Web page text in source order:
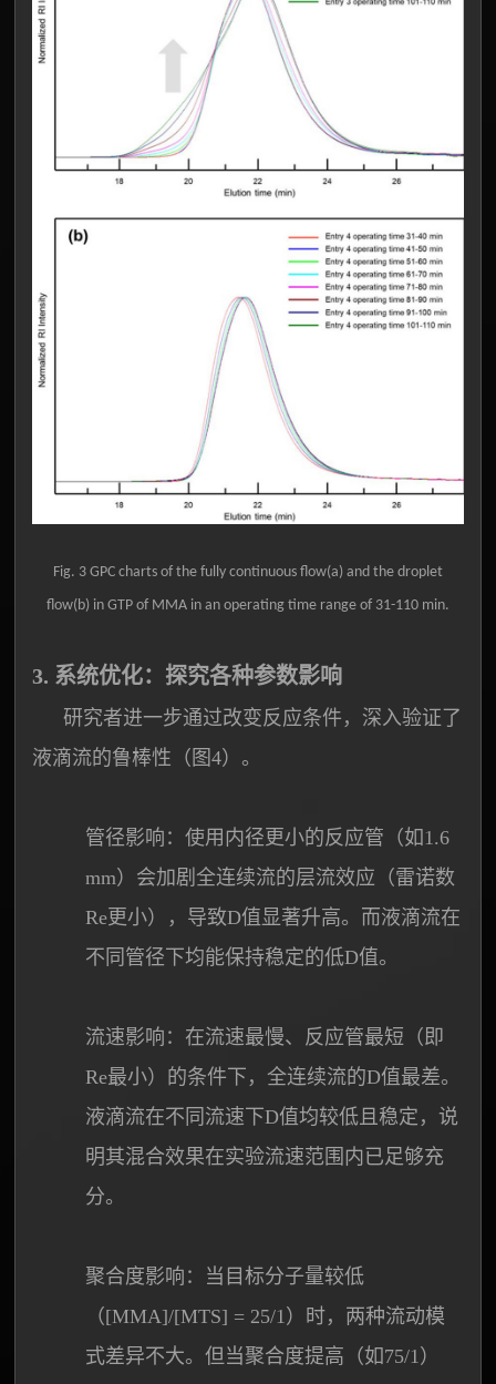
Fig. 3 GPC charts of the fully continuous flow(a) and the droplet
flow(b) in GTP of MMA in an operating time range of 31-110 min.
3. 系统优化：探究各种参数影响
研究者进一步通过改变反应条件，深入验证了
液滴流的鲁棒性（图4）。
管径影响：使用内径更小的反应管（如1.6
mm）会加剧全连续流的层流效应（雷诺数
Re更小），导致D值显著升高。而液滴流在
不同管径下均能保持稳定的低D值。
流速影响：在流速最慢、反应管最短（即
Re最小）的条件下，全连续流的D值最差。
液滴流在不同流速下D值均较低且稳定，说
明其混合效果在实验流速范围内已足够充
分。
聚合度影响：当目标分子量较低
（[MMA]/[MTS] = 25/1）时，两种流动模
式差异不大。但当聚合度提高（如75/1）